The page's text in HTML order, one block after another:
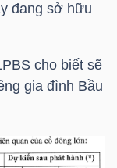
đang sở hữu
cho biết sẽ
gia đình Bầu